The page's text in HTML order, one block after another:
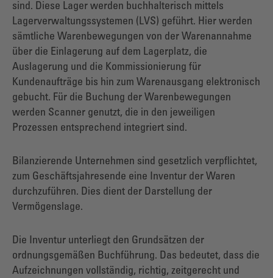
sind. Diese Lager werden buchhalterisch mittels
Lagerverwaltungssystemen (LVS) geführt. Hier werden
sämtliche Warenbewegungen von der Warenannahme
über die Einlagerung auf dem Lagerplatz, die
Auslagerung und die Kommissionierung für
Kundenaufträge bis hin zum Warenausgang elektronisch
gebucht. Für die Buchung der Warenbewegungen
werden Scanner genutzt, die in den jeweiligen
Prozessen entsprechend integriert sind.
Bilanzierende Unternehmen sind gesetzlich verpflichtet,
zum Geschäftsjahresende eine Inventur der Waren
durchzuführen. Dies dient der Darstellung der
Vermögenslage.
Die Inventur unterliegt den Grundsätzen der
ordnungsgemäßen Buchführung. Das bedeutet, dass die
Aufzeichnungen vollständig, richtig, zeitgerecht und